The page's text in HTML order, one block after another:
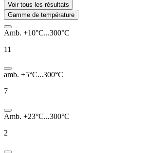
Voir tous les résultats
Gamme de température
Amb. +10°C...300°C
11
amb. +5°C...300°C
7
Amb. +23°C...300°C
2